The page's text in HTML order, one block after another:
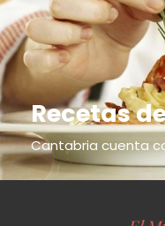
Recetas
Cantabria cuenta